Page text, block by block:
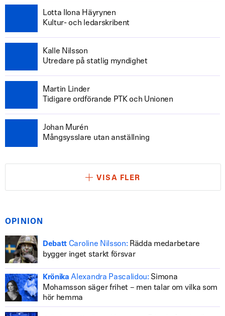
Lotta Ilona Häyrynen
Kultur- och ledarskribent
Kalle Nilsson
Utredare på statlig myndighet
Martin Linder
Tidigare ordförande PTK och Unionen
Johan Murén
Mångsysslare utan anställning
VISA FLER
OPINION
Debatt Caroline Nilsson: Rädda medarbetare
bygger inget starkt försvar
Krönika Alexandra Pascalidou: Simona
Mohamsson säger frihet – men talar om vilka som
hör hemma